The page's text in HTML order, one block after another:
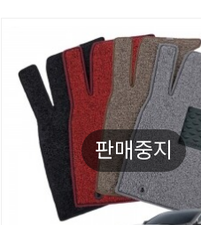
판매중지